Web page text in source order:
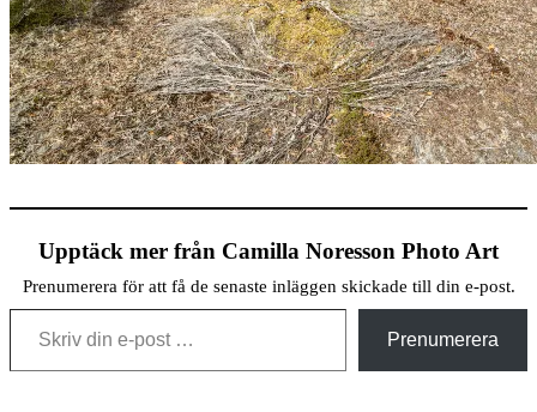
Upptäck mer från Camilla Noresson Photo Art
Prenumerera för att få de senaste inläggen skickade till din e-post.
Skriv din e-post …
Prenumerera